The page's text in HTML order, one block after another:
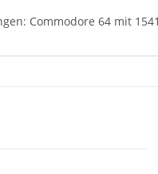
Commodore 64 mit